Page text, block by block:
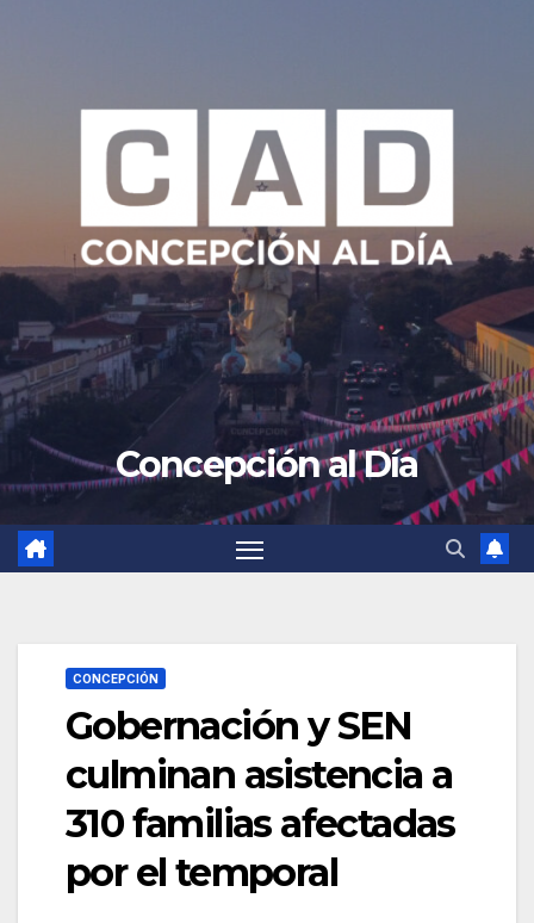
Concepción al Día
CONCEPCIÓN
Gobernación y SEN
culminan asistencia a
310 familias afectadas
por el temporal